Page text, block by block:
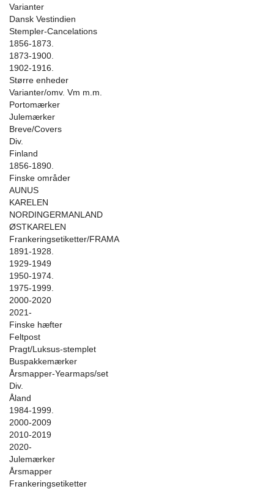
Varianter
Dansk Vestindien
Stempler-Cancelations
1856-1873.
1873-1900.
1902-1916.
Større enheder
Varianter/omv. Vm m.m.
Portomærker
Julemærker
Breve/Covers
Div.
Finland
1856-1890.
Finske områder
AUNUS
KARELEN
NORDINGERMANLAND
ØSTKARELEN
Frankeringsetiketter/FRAMA
1891-1928.
1929-1949
1950-1974.
1975-1999.
2000-2020
2021-
Finske hæfter
Feltpost
Pragt/Luksus-stemplet
Buspakkemærker
Årsmapper-Yearmaps/set
Div.
Åland
1984-1999.
2000-2009
2010-2019
2020-
Julemærker
Årsmapper
Frankeringsetiketter